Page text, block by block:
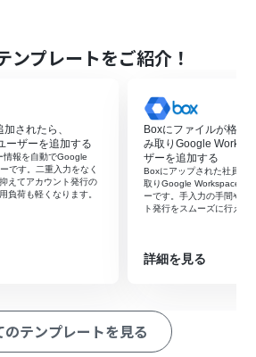
す。
Googleフォームを選択し、「フォーム
します。
ションでGoogle Workspaceを選択
ーを追加」アクションを設定します。こ
答情報を各項目にマッピングすること
づいたユーザーが自動で作成されます。
起動のきっかけとなるアクション、「オ
スタムポイント
の「新規ユーザーを追加」アクション
ルアドレス、パスワードといった項目
ームの回答内容を動的な値として設定す
ンプレートをご紹介！
されたら、
ーザーを追加する
情報を自動でGoogle
です。二重入力をなく
えてアカウント発行の
負荷も軽くなります。
Boxにファイルが格納
み取りGoogle
ザーを追加する
Boxにアップされた社員情
取りGoogle Workspaceに
ーです。手入力の手間や入
ト発行をスムーズに行えま
詳細を見る
のテンプレートを見る